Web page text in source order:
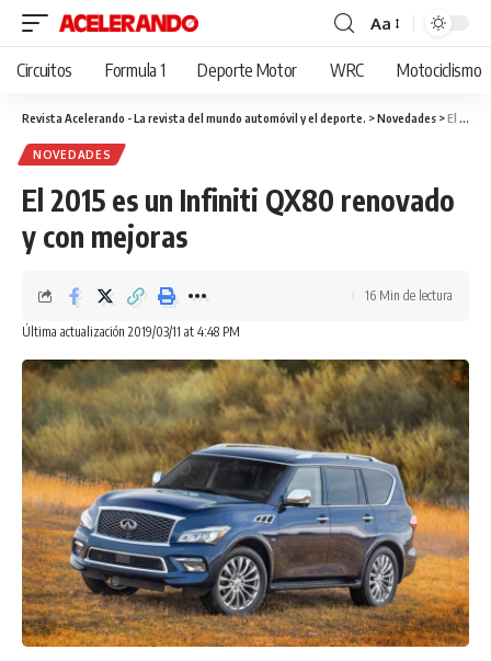
Cambiar
tamaño
fuente
Aa
Circuitos Formula 1 Deporte Motor WRC Motociclismo
Revista Acelerando - La revista del mundo automóvil y el deporte. >Novedades >El 2015 es un Infiniti QX80 renovado y con mejoras
NOVEDADES
El 2015 es un Infiniti QX80 renovado
y con mejoras
Última actualización 2019/03/11 at 4:48 PM
16 Min de lectura